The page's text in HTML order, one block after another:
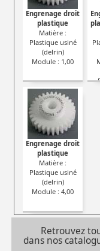
Engrenage droit
plastique
Matière :
Plastique usiné
(delrin)
Module : 1,00
Engrenage droit
plastique
Matière :
Plastique usiné
(delrin)
Module : 4,00
Retrouvez
dans nos